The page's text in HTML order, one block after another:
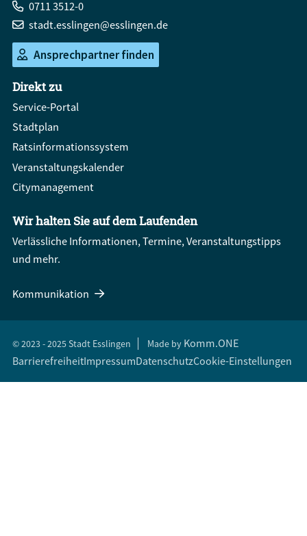
0711 3512-0
stadt.esslingen@esslingen.de
Ansprechpartner finden
Direkt zu
Service-Portal
Stadtplan
Ratsinformationssystem
Veranstaltungskalender
Citymanagement
Wir halten Sie auf dem Laufenden
Verlässliche Informationen, Termine, Veranstaltungstipps
und mehr.
Kommunikation
© 2023 - 2025 Stadt Esslingen Made by Komm.ONE
BarrierefreiheitImpressumDatenschutzCookie-Einstellungen